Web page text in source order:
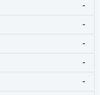
-
-
-
-
-